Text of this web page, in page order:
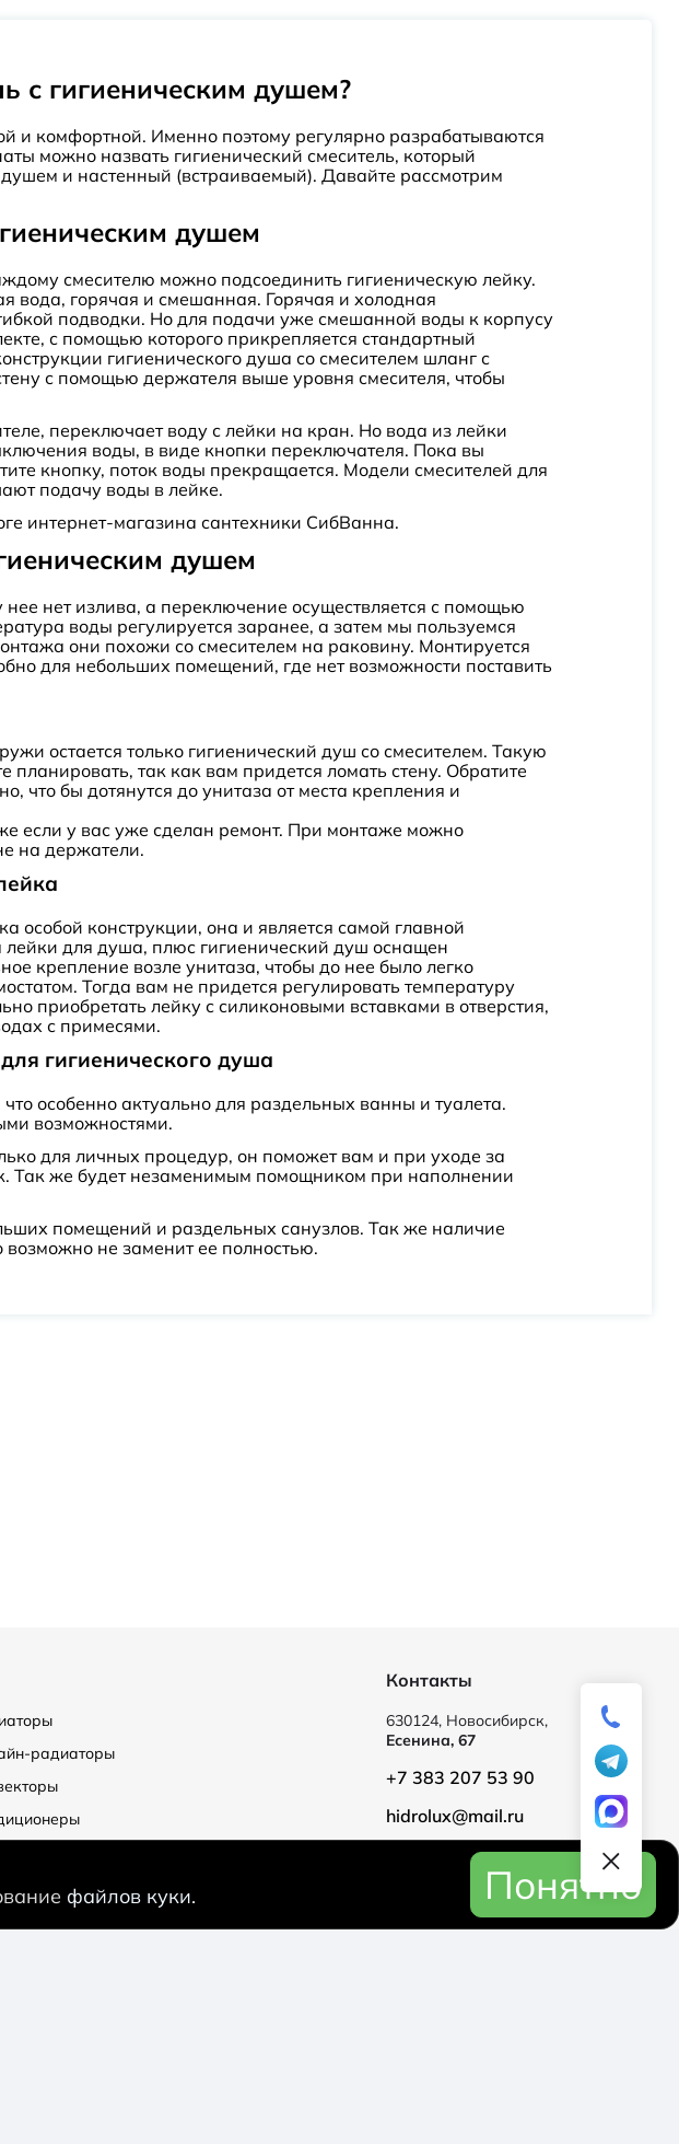
с гигиеническим душем?
и комфортной. Именно поэтому регулярно разрабатываются
можно назвать гигиенический смеситель, который
и настенный (встраиваемый). Давайте рассмотрим
душем
смесителю можно подсоединить гигиеническую лейку.
вода, горячая и смешанная. Горячая и холодная
подводки. Но для подачи уже смешанной воды к корпусу
с помощью которого прикрепляется стандартный
гигиенического душа со смесителем шланг с
с помощью держателя выше уровня смесителя, чтобы
переключает воду с лейки на кран. Но вода из лейки
воды, в виде кнопки переключателя. Пока вы
кнопку, поток воды прекращается. Модели смесителей для
подачу воды в лейке.
интернет-магазина сантехники СибВанна.
душем
нее нет излива, а переключение осуществляется с помощью
воды регулируется заранее, а затем мы пользуемся
они похожи со смесителем на раковину. Монтируется
для небольших помещений, где нет возможности поставить
остается только гигиенический душ со смесителем. Такую
так как вам придется ломать стену. Обратите
что бы дотянутся до унитаза от места крепления и
если у вас уже сделан ремонт. При монтаже можно
на держатели.
особой конструкции, она и является самой главной
лейки для душа, плюс гигиенический душ оснащен
крепление возле унитаза, чтобы до нее было легко
Тогда вам не придется регулировать температуру
приобретать лейку с силиконовыми вставками в отверстия,
с примесями.
гигиенического душа
особенно актуально для раздельных ванны и туалета.
возможностями.
для личных процедур, он поможет вам и при уходе за
Так же будет незаменимым помощником при наполнении
помещений и раздельных санузлов. Так же наличие
возможно не заменит ее полностью.
радиаторы
профиль
Контакты
630124, Новосибирск,
Есенина, 67
+7 383 207 53 90
hidrolux@mail.ru
файлов куки. Понятно